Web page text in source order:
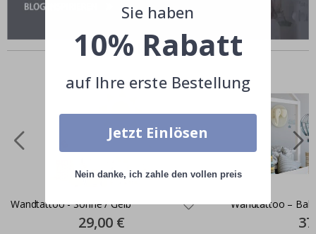
Andere kauften auch
Wandtattoo - Sonne / Gelb
Special
Price
29,00 €
Wandtattoo –
Sie haben
10% Rabatt
auf Ihre erste Bestellung
Jetzt Einlösen
Nein danke, ich zahle den vollen preis